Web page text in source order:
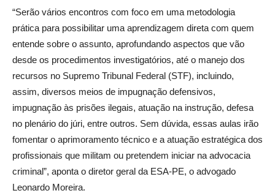
“Serão vários encontros com foco em uma metodologia
prática para possibilitar uma aprendizagem direta com quem
entende sobre o assunto, aprofundando aspectos que vão
desde os procedimentos investigatórios, até o manejo dos
recursos no Supremo Tribunal Federal (STF), incluindo,
assim, diversos meios de impugnação defensivos,
impugnação às prisões ilegais, atuação na instrução, defesa
no plenário do júri, entre outros. Sem dúvida, essas aulas irão
fomentar o aprimoramento técnico e a atuação estratégica dos
profissionais que militam ou pretendem iniciar na advocacia
criminal”, aponta o diretor geral da ESA-PE, o advogado
Leonardo Moreira.